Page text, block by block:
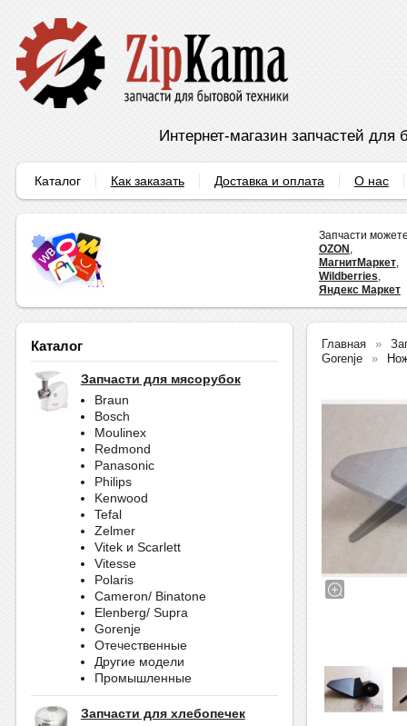
Интернет-магазин запчастей для
Каталог Как заказать Доставка и оплата О нас
Запчасти
OZON ,
МагнитМаркет,
Wildberries,
Яндекс Маркет
Каталог
Запчасти для мясорубок
Braun
Bosch
Moulinex
Redmond
Panasonic
Philips
Kenwood
Tefal
Zelmer
Vitek и Scarlett
Vitesse
Polaris
Cameron/ Binatone
Elenberg/ Supra
Gorenje
Отечественные
Другие модели
Промышленные
Запчасти для хлебопечек
Главная
Gorenje